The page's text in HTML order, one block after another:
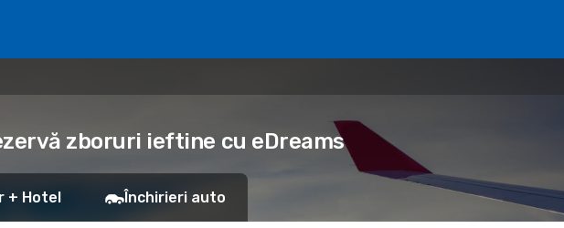
zboruri ieftine cu eDreams
+ Hotel Închirieri auto